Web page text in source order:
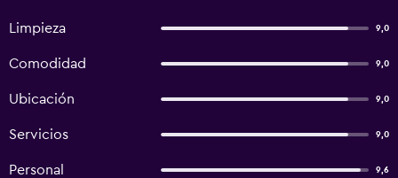
Limpieza 9,0
Comodidad 9,0
Ubicación 9,0
Servicios 9,0
Personal 9,6